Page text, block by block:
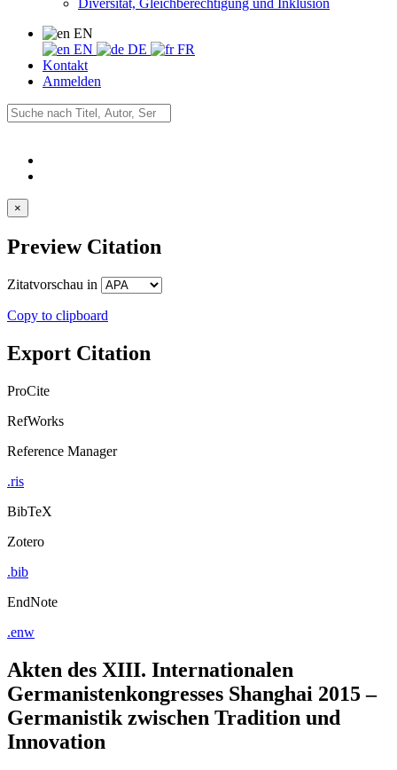
Diversität, Gleichberechtigung und Inklusion
EN
EN
DE
FR
Kontakt
Anmelden
×
Preview Citation
Zitatvorschau in
Copy to clipboard
Export Citation
ProCite
RefWorks
Reference Manager
.ris
BibTeX
Zotero
.bib
EndNote
.enw
Akten des XIII. Internationalen
Germanistenkongresses Shanghai 2015 –
Germanistik zwischen Tradition und
Innovation